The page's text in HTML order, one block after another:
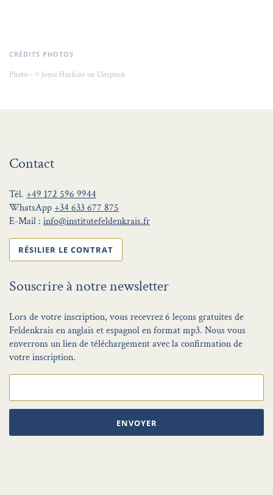
CRÉDITS PHOTOS
Photo – © Joyce Hankins on Unsplash
Contact
Tél. +49 172 596 9944
WhatsApp +34 633 677 875
E-Mail : info@institutefeldenkrais.fr
RÉSILIER LE CONTRAT
Souscrire à notre newsletter
Lors de votre inscription, vous recevrez 6 leçons gratuites de
Feldenkrais en anglais et espagnol en format mp3. Nous vous
enverrons un lien de téléchargement avec la confirmation de
votre inscription.
ENVOYER